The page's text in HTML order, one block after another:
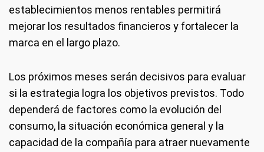
establecimientos menos rentables permitirá
mejorar los resultados financieros y fortalecer la
marca en el largo plazo.
Los próximos meses serán decisivos para evaluar
si la estrategia logra los objetivos previstos. Todo
dependerá de factores como la evolución del
consumo, la situación económica general y la
capacidad de la compañía para atraer nuevamente